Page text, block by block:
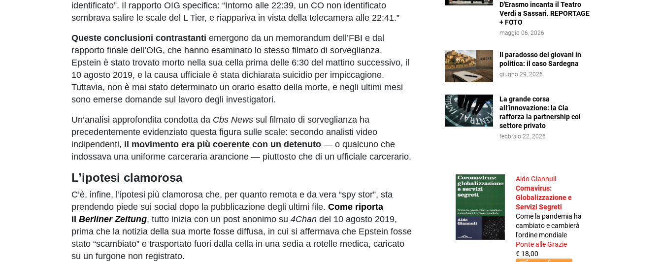
identificato”. Il rapporto OIG specifica: “Intorno alle 22:39, un CO non identificato
sembrava salire le scale del L Tier, e riappariva in vista della telecamera alle 22:41.”
Queste conclusioni contrastanti emergono da un memorandum dell’FBI e dal
rapporto finale dell’OIG, che hanno esaminato lo stesso filmato di sorveglianza.
Epstein è stato trovato morto nella sua cella prima delle 6:30 del mattino successivo, il
10 agosto 2019, e la causa ufficiale è stata dichiarata suicidio per impiccagione.
Tuttavia, non è mai stato determinato un orario esatto della morte, e negli ultimi mesi
sono emerse domande sul lavoro degli investigatori.
Un’analisi approfondita condotta da Cbs News sul filmato di sorveglianza ha
precedentemente evidenziato questa figura sulle scale: secondo analisti video
indipendenti, il movimento era più coerente con un detenuto — o qualcuno che
indossava una uniforme carceraria arancione — piuttosto che di un ufficiale carcerario.
L’ipotesi clamorosa
C’è, infine, l’ipotesi più clamorosa che, per quanto remota e da vera “spy stor”, sta
prendendo piede sui social dopo la pubblicazione degli ultimi file. Come riporta
il Berliner Zeitung, tutto inizia con un post anonimo su 4Chan del 10 agosto 2019,
prima che la notizia della sua morte fosse diffusa, in cui si affermava che Epstein fosse
stato “scambiato” e trasportato fuori dalla cella in una sedia a rotelle medica, caricato
su un furgone non registrato.
D'Erasmo incanta il Teatro
Verdi a Sassari. REPORTAGE
+ FOTO
maggio 06, 2026
Il paradosso dei giovani in
politica: il caso Sardegna
giugno 29, 2026
La grande corsa
all’innovazione: la Cia
rafforza la partnership col
settore privato
febbraio 22, 2026
Aldo Giannuli
Cornavirus:
Globalizzazione e
Servizi Segreti
Come la pandemia ha
cambiato e cambierà
l'ordine mondiale
Ponte alle Grazie
€ 18,00